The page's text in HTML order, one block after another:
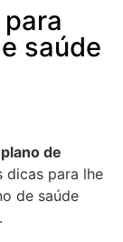
saúde
de
dicas para lhe
de saúde